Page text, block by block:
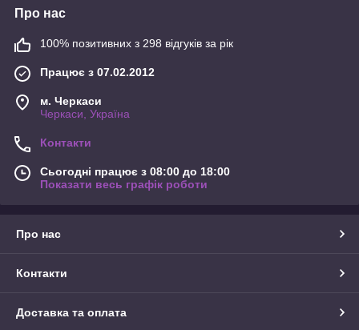
Про нас
100% позитивних з 298 відгуків за рік
Працює з 07.02.2012
м. Черкаси
Черкаси, Україна
Контакти
Сьогодні працює з 08:00 до 18:00
Показати весь графік роботи
Про нас
Контакти
Доставка та оплата